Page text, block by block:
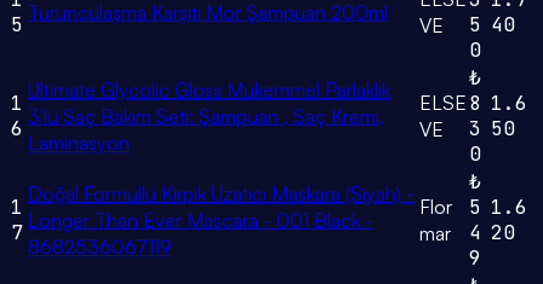
5 Turunculaşma Karşıtı Mor Şampuan 200ml
VE
5
0
40
1
6
Ultimate Glycolic Gloss Mükemmel Parlaklık
3'lü Saç Bakım Seti: Şampuan , Saç Kremi,
Laminasyon
ELSE
VE
₺
8
3
0
1.6
50
1
7
Doğal Formüllü Kirpik Uzatıcı Maskara (Siyah) -
Longer Than Ever Mascara - 001 Black -
8682536067119
Flor
mar
₺
5
4
9
1.6
20